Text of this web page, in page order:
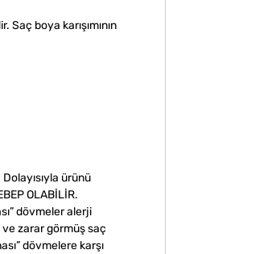
boya karışımının
ürünü
OLABİLİR.
dövmeler alerji
ve zarar görmüş saç
dövmelere karşı